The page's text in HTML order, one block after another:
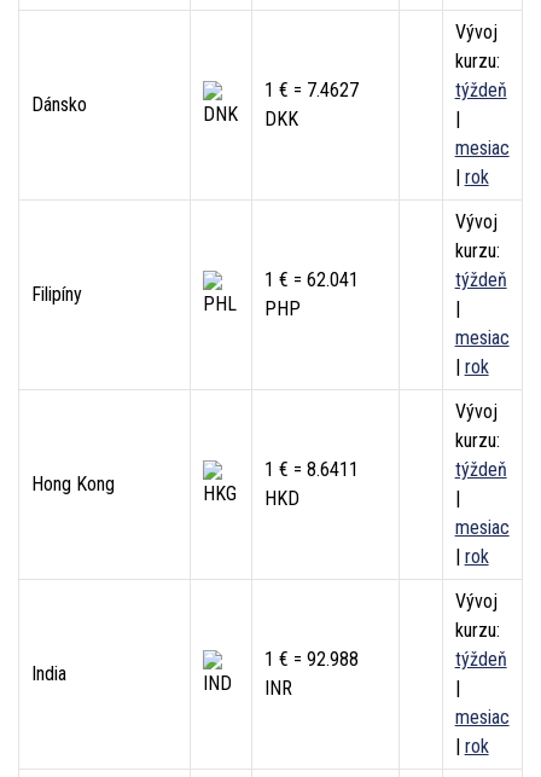
Dánsko
1 € = 7.4627
DKK
Vývoj
kurzu:
týždeň
|
mesiac
| rok
Filipíny
1 € = 62.041
PHP
Vývoj
kurzu:
týždeň
|
mesiac
| rok
Hong Kong
1 € = 8.6411
HKD
Vývoj
kurzu:
týždeň
|
mesiac
| rok
India
1 € = 92.988
INR
Vývoj
kurzu:
týždeň
|
mesiac
| rok